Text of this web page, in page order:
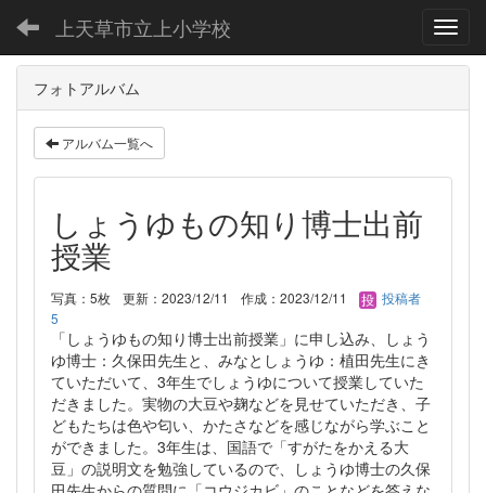
上天草市立上小学校
フォトアルバム
アルバム一覧へ
しょうゆもの知り博士出前
授業
写真：5枚 更新：2023/12/11 作成：2023/12/11
投稿者
5
「しょうゆもの知り博士出前授業」に申し込み、しょう
ゆ博士：久保田先生と、みなとしょうゆ：植田先生にき
ていただいて、3年生でしょうゆについて授業していた
だきました。実物の大豆や麹などを見せていただき、子
どもたちは色や匂い、かたさなどを感じながら学ぶこと
ができました。3年生は、国語で「すがたをかえる大
豆」の説明文を勉強しているので、しょうゆ博士の久保